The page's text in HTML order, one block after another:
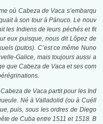
où Cabeza de Vaca s’embarqu
à son tour à Pánuco. Le nouv
les Indiens de leurs péchés et fit
eux puisque, nous dit Lôpez de
(putos). C’est ce même Nuno
Galice, mais toujours aussi a
que Cabeza de Vaca et ses com
de Vaca partit pour les Ind
Né à Valladolid (ou à Cuéll
puis, sous les ordres de Diego
de Cuba entre 1511 et 1518. B